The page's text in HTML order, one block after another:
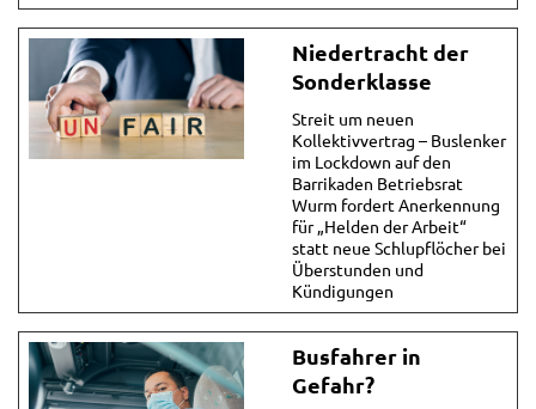
Niedertracht der
Sonderklasse
Streit um neuen
Kollektivvertrag – Buslenker
im Lockdown auf den
Barrikaden Betriebsrat
Wurm fordert Anerkennung
für „Helden der Arbeit“
statt neue Schlupflöcher bei
Überstunden und
Kündigungen
Busfahrer in
Gefahr?